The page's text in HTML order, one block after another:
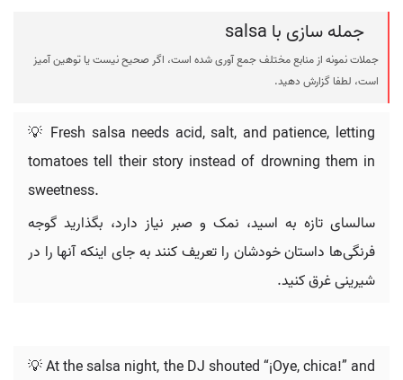
جمله سازی با salsa
جملات نمونه از منابع مختلف جمع آوری شده است، اگر صحیح نیست یا توهین آمیز
است، لطفا گزارش دهید.
💡 Fresh salsa needs acid, salt, and patience, letting
tomatoes tell their story instead of drowning them in
sweetness.
سالسای تازه به اسید، نمک و صبر نیاز دارد، بگذارید گوجه
فرنگی‌ها داستان خودشان را تعریف کنند به جای اینکه آنها را در
شیرینی غرق کنید.
💡 At the salsa night, the DJ shouted “¡Oye, chica!” and